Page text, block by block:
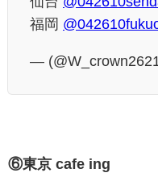
福岡
—
⑥東京 cafe ing